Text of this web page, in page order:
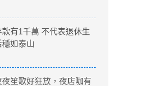
款有1千萬 不代表退休生
穩如泰山
夜笙歌好狂放，夜店咖有